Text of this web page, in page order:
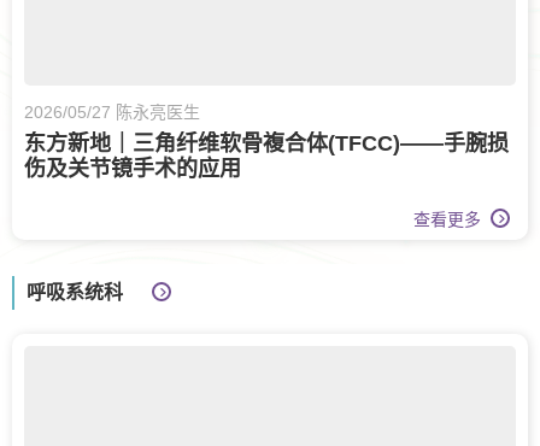
2026/05/27 陈永亮医生
东方新地｜三角纤维软骨複合体(TFCC)——手腕损
伤及关节镜手术的应用
查看更多
呼吸系统科